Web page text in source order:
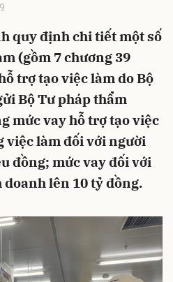
quy định chi tiết một số
(gồm 7 chương 39
trợ tạo việc làm do Bộ
Bộ Tư pháp thẩm
mức vay hỗ trợ tạo việc
việc làm đối với người
đồng; mức vay đối với
lên 10 tỷ đồng.